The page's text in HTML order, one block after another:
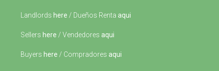
Landlords here / Dueños Renta aqui
Sellers here / Vendedores aqui
Buyers here / Compradores aqui